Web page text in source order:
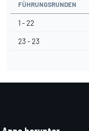
FÜHRUNGSRUNDEN
1 - 22
23 - 23